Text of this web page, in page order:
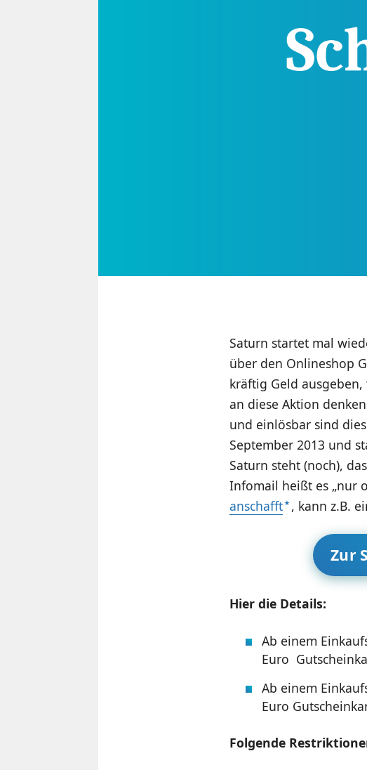
Saturn startet mal
über den Onlineshop
kräftig Geld
an diese Aktion
und einlösbar sind
September 2013 und
Saturn steht (noch),
Infomail heißt es „nur
anschafft , kann z.B.
Zur
Hier die Details:
Ab einem
Euro
Ab einem
Euro
Folgende